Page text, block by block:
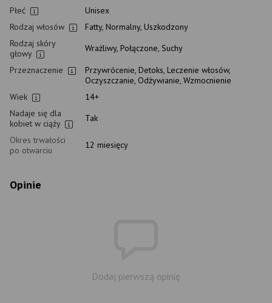
Płeć
Unisex
Rodzaj włosów
Fatty, Normalny, Uszkodzony
Rodzaj skóry
głowy
Wrażliwy, Połączone, Suchy
Przeznaczenie
Przywrócenie, Detoks, Leczenie włosów,
Oczyszczanie, Odżywianie, Wzmocnienie
Wiek
14+
Nadaje się dla
kobiet w ciąży
Tak
Okres trwałości
po otwarciu
12 miesięcy
Opinie
Dodaj pierwszą opinię